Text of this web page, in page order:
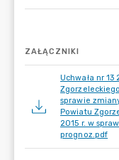
ZAŁĄCZNIKI
Uchwała nr 13
sprawie
Powiatu
2015 r. w
prognoz.pdf